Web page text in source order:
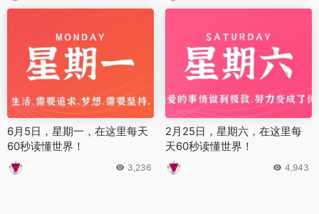
6月5日，星期一，在这里每天
60秒读懂世界！
3,236
2月25日，星期六，在这里每
天60秒读懂世界！
4,943